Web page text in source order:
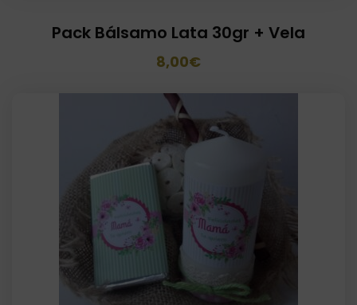
Pack Bálsamo Lata 30gr + Vela
El
original
era:
10,00€.
8,00€El
es: